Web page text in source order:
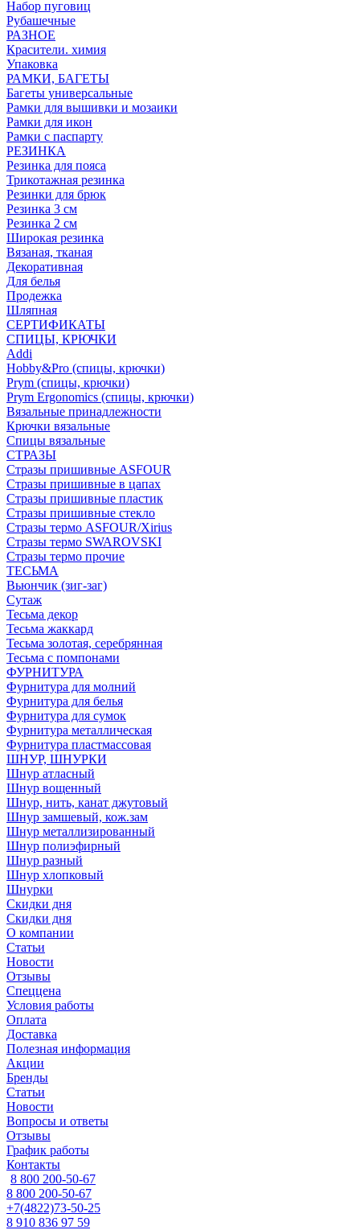
Набор пуговиц
Рубашечные
РАЗНОЕ
Красители. химия
Упаковка
РАМКИ, БАГЕТЫ
Багеты универсальные
Рамки для вышивки и мозаики
Рамки для икон
Рамки с паспарту
РЕЗИНКА
Резинка для пояса
Трикотажная резинка
Резинки для брюк
Резинка 3 см
Резинка 2 см
Широкая резинка
Вязаная, тканая
Декоративная
Для белья
Продежка
Шляпная
СЕРТИФИКАТЫ
СПИЦЫ, КРЮЧКИ
Addi
Hobby&Pro (спицы, крючки)
Prym (спицы, крючки)
Prym Ergonomics (спицы, крючки)
Вязальные принадлежности
Крючки вязальные
Спицы вязальные
СТРАЗЫ
Стразы пришивные ASFOUR
Стразы пришивные в цапах
Стразы пришивные пластик
Стразы пришивные стекло
Стразы термо ASFOUR/Xirius
Стразы термо SWAROVSKI
Стразы термо прочие
ТЕСЬМА
Вьюнчик (зиг-заг)
Сутаж
Тесьма декор
Тесьма жаккард
Тесьма золотая, серебрянная
Тесьма с помпонами
ФУРНИТУРА
Фурнитура для молний
Фурнитура для белья
Фурнитура для сумок
Фурнитура металлическая
Фурнитура пластмассовая
ШНУР, ШНУРКИ
Шнур атласный
Шнур вощенный
Шнур, нить, канат джутовый
Шнур замшевый, кож.зам
Шнур металлизированный
Шнур полиэфирный
Шнур разный
Шнур хлопковый
Шнурки
Скидки дня
Скидки дня
О компании
Статьи
Новости
Отзывы
Спеццена
Условия работы
Оплата
Доставка
Полезная информация
Акции
Бренды
Статьи
Новости
Вопросы и ответы
Отзывы
График работы
Контакты
8 800 200-50-67
8 800 200-50-67
+7(4822)73-50-25
8 910 836 97 59